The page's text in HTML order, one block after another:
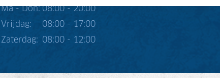
Ma - Don: 08:00 - 20:00
Vrijdag:
08:00 - 17:00
Zaterdag:
08:00 - 12:00